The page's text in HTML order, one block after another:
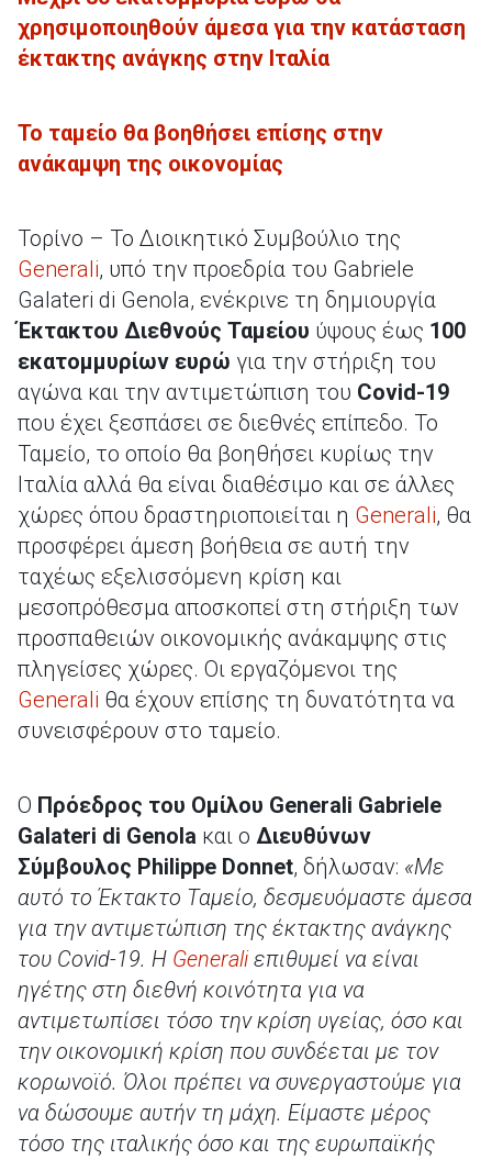
χρησιμοποιηθούν άμεσα για την κατάσταση
έκτακτης ανάγκης στην Ιταλία
Το ταμείο θα βοηθήσει επίσης στην
ανάκαμψη της οικονομίας
Τορίνο – Το Διοικητικό Συμβούλιο της
Generali, υπό την προεδρία του Gabriele
Galateri di Genola, ενέκρινε τη δημιουργία
Έκτακτου Διεθνούς Ταμείου ύψους έως 100
εκατομμυρίων ευρώ για την στήριξη του
αγώνα και την αντιμετώπιση του Covid-19
που έχει ξεσπάσει σε διεθνές επίπεδο. Το
Ταμείο, το οποίο θα βοηθήσει κυρίως την
Ιταλία αλλά θα είναι διαθέσιμο και σε άλλες
χώρες όπου δραστηριοποιείται η Generali, θα
προσφέρει άμεση βοήθεια σε αυτή την
ταχέως εξελισσόμενη κρίση και
μεσοπρόθεσμα αποσκοπεί στη στήριξη των
προσπαθειών οικονομικής ανάκαμψης στις
πληγείσες χώρες. Οι εργαζόμενοι της
Generali θα έχουν επίσης τη δυνατότητα να
συνεισφέρουν στο ταμείο.
Ο Πρόεδρος του Ομίλου Generali Gabriele
Galateri di Genola και ο Διευθύνων
Σύμβουλος Philippe Donnet, δήλωσαν: «Με
αυτό το Έκτακτο Ταμείο, δεσμευόμαστε άμεσα
για την αντιμετώπιση της έκτακτης ανάγκης
του Covid-19. Η Generaliεπιθυμεί να είναι
ηγέτης στη διεθνή κοινότητα για να
αντιμετωπίσει τόσο την κρίση υγείας, όσο και
την οικονομική κρίση που συνδέεται με τον
κορωνοϊό. Όλοι πρέπει να συνεργαστούμε για
να δώσουμε αυτήν τη μάχη. Είμαστε μέρος
τόσο της ιταλικής όσο και της ευρωπαϊκής